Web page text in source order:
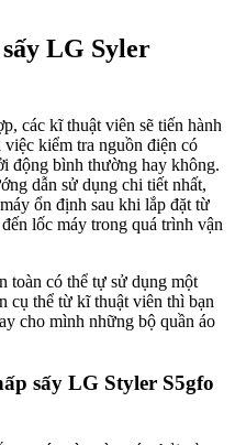
LG Syler
các kĩ thuật viên sẽ tiến hành
kiểm tra nguồn điện có
động bình thường hay không.
dẫn sử dụng chi tiết nhất,
ổn định sau khi lắp đặt từ
lốc máy trong quá trình vận
toàn có thể tự sử dụng một
cụ thể từ kĩ thuật viên thì bạn
cho mình những bộ quần áo
sấy LG Styler S5gfo